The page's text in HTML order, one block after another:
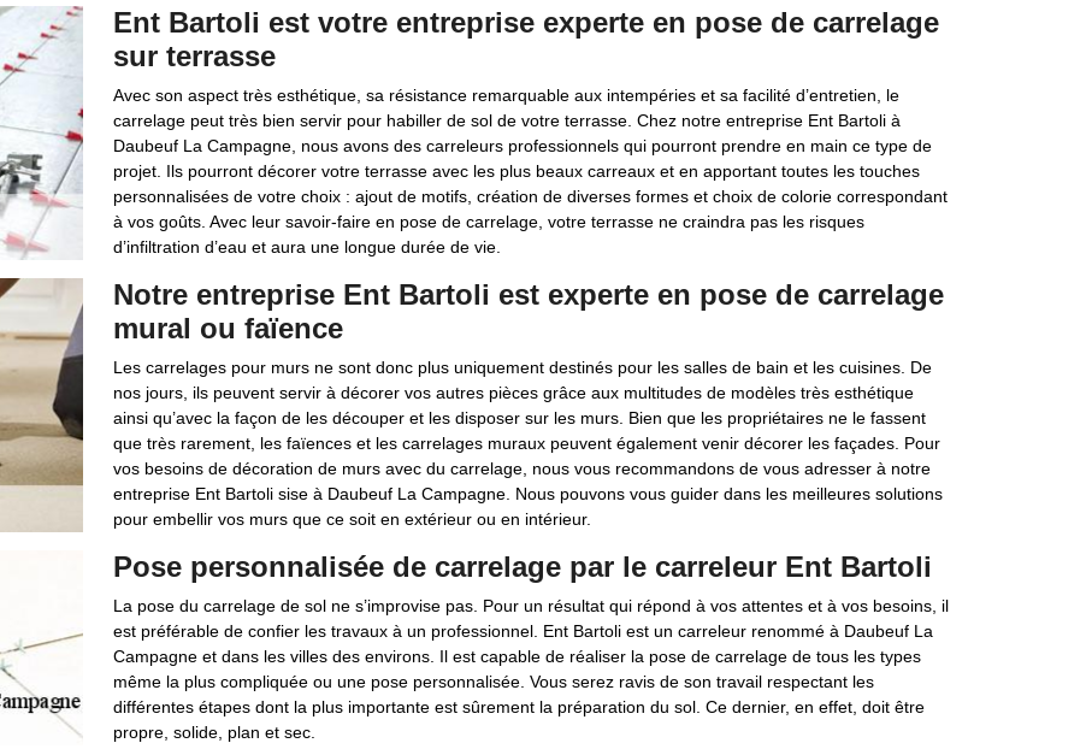
Ent Bartoli est votre entreprise experte en pose de carrelage
sur terrasse
Avec son aspect très esthétique, sa résistance remarquable aux intempéries et sa facilité d’entretien, le
carrelage peut très bien servir pour habiller de sol de votre terrasse. Chez notre entreprise Ent Bartoli à
Daubeuf La Campagne, nous avons des carreleurs professionnels qui pourront prendre en main ce type de
projet. Ils pourront décorer votre terrasse avec les plus beaux carreaux et en apportant toutes les touches
personnalisées de votre choix : ajout de motifs, création de diverses formes et choix de colorie correspondant
à vos goûts. Avec leur savoir-faire en pose de carrelage, votre terrasse ne craindra pas les risques
d’infiltration d’eau et aura une longue durée de vie.
Notre entreprise Ent Bartoli est experte en pose de carrelage
mural ou faïence
Les carrelages pour murs ne sont donc plus uniquement destinés pour les salles de bain et les cuisines. De
nos jours, ils peuvent servir à décorer vos autres pièces grâce aux multitudes de modèles très esthétique
ainsi qu’avec la façon de les découper et les disposer sur les murs. Bien que les propriétaires ne le fassent
que très rarement, les faïences et les carrelages muraux peuvent également venir décorer les façades. Pour
vos besoins de décoration de murs avec du carrelage, nous vous recommandons de vous adresser à notre
entreprise Ent Bartoli sise à Daubeuf La Campagne. Nous pouvons vous guider dans les meilleures solutions
pour embellir vos murs que ce soit en extérieur ou en intérieur.
Pose personnalisée de carrelage par le carreleur Ent Bartoli
La pose du carrelage de sol ne s’improvise pas. Pour un résultat qui répond à vos attentes et à vos besoins, il
est préférable de confier les travaux à un professionnel. Ent Bartoli est un carreleur renommé à Daubeuf La
Campagne et dans les villes des environs. Il est capable de réaliser la pose de carrelage de tous les types
même la plus compliquée ou une pose personnalisée. Vous serez ravis de son travail respectant les
différentes étapes dont la plus importante est sûrement la préparation du sol. Ce dernier, en effet, doit être
propre, solide, plan et sec.